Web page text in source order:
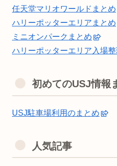
任天堂マリオワールドまとめ
ハリーポッターエリアまとめ
ミニオンパークまとめ
ハリーポッターエリア入場
初めてのUSJ情報
USJ駐車場利用のまとめ
人気記事